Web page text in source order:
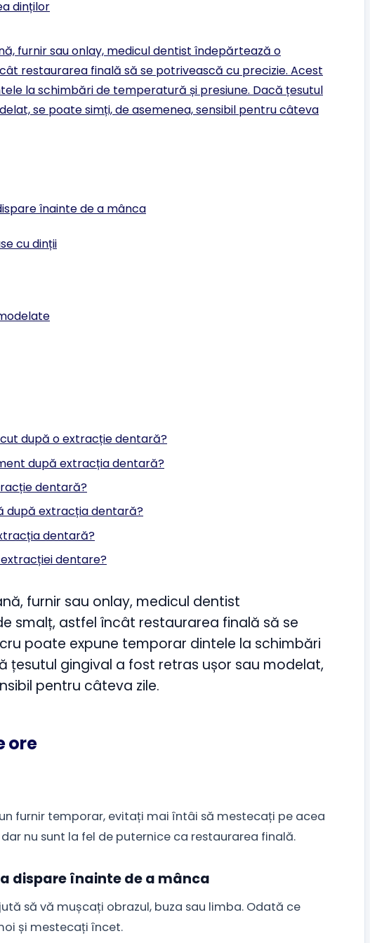
dinților
furnir sau onlay, medicul dentist îndepărtează o
restaurarea finală să se potrivească cu precizie. Acest
la schimbări de temperatură și presiune. Dacă țesutul
se poate simți, de asemenea, sensibil pentru câteva
înainte de a mânca
cu dinții
după o extracție dentară?
după extracția dentară?
dentară?
după extracția dentară?
dentară?
dentare?
furnir sau onlay, medicul dentist
smalț, astfel încât restaurarea finală să se
poate expune temporar dintele la schimbări
țesutul gingival a fost retras ușor sau modelat,
pentru câteva zile.
ore
furnir temporar, evitați mai întâi să mestecați pe acea
nu sunt la fel de puternice ca restaurarea finală.
dispare înainte de a mânca
să vă mușcați obrazul, buza sau limba. Odată ce
și mestecați încet.